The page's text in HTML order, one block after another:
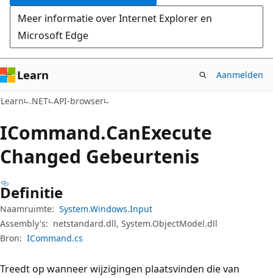
Meer informatie over Internet Explorer en
Microsoft Edge
Learn Aanmelden
Learn .NET API-browser
ICommand.CanExecute
Changed Gebeurtenis
Definitie
Naamruimte: System.Windows.Input
Assembly's: netstandard.dll, System.ObjectModel.dll
Bron: ICommand.cs
Treedt op wanneer wijzigingen plaatsvinden die van